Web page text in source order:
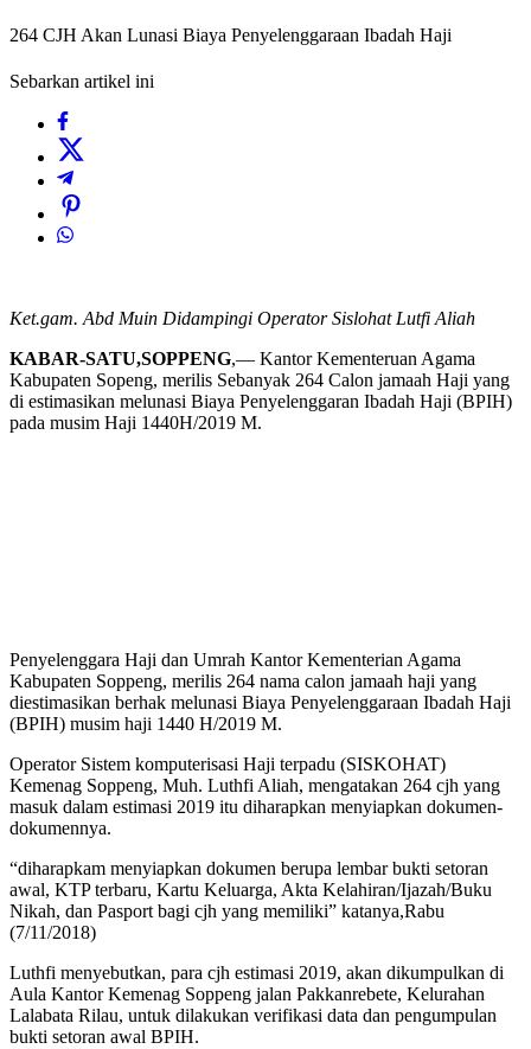
264 CJH Akan Lunasi Biaya Penyelenggaraan Ibadah Haji
Sebarkan artikel ini
Ket.gam. Abd Muin Didampingi Operator Sislohat Lutfi Aliah
KABAR-SATU,SOPPENG,— Kantor Kementeruan Agama
Kabupaten Sopeng, merilis Sebanyak 264 Calon jamaah Haji yang
di estimasikan melunasi Biaya Penyelenggaran Ibadah Haji (BPIH)
pada musim Haji 1440H/2019 M.
Penyelenggara Haji dan Umrah Kantor Kementerian Agama
Kabupaten Soppeng, merilis 264 nama calon jamaah haji yang
diestimasikan berhak melunasi Biaya Penyelenggaraan Ibadah Haji
(BPIH) musim haji 1440 H/2019 M.
Operator Sistem komputerisasi Haji terpadu (SISKOHAT)
Kemenag Soppeng, Muh. Luthfi Aliah, mengatakan 264 cjh yang
masuk dalam estimasi 2019 itu diharapkan menyiapkan dokumen-
dokumennya.
“diharapkam menyiapkan dokumen berupa lembar bukti setoran
awal, KTP terbaru, Kartu Keluarga, Akta Kelahiran/Ijazah/Buku
Nikah, dan Pasport bagi cjh yang memiliki” katanya,Rabu
(7/11/2018)
Luthfi menyebutkan, para cjh estimasi 2019, akan dikumpulkan di
Aula Kantor Kemenag Soppeng jalan Pakkanrebete, Kelurahan
Lalabata Rilau, untuk dilakukan verifikasi data dan pengumpulan
bukti setoran awal BPIH.